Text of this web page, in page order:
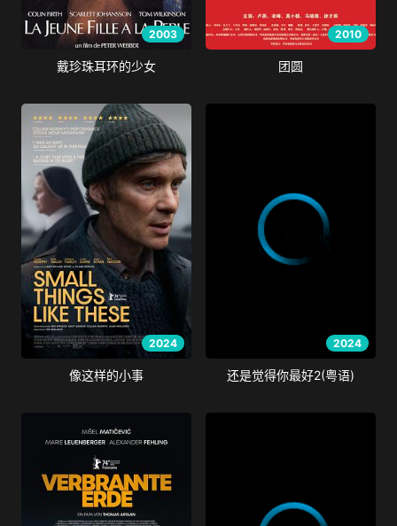
2003
戴珍珠耳环的少女
2010
团圆
2024
像这样的小事
2024
还是觉得你最好2(粤语)